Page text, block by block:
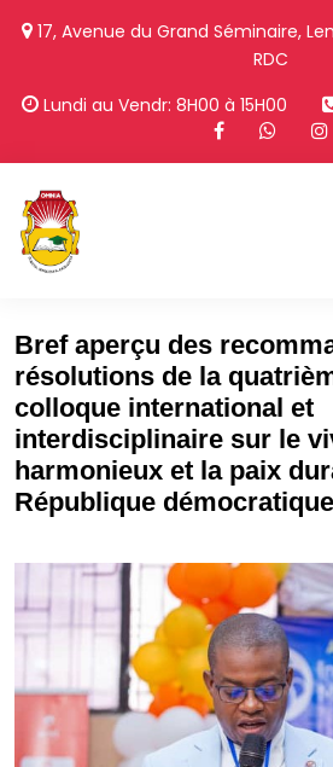
17, Avenue du Grand Séminaire,
RDC
Lundi au Vendr: 8H00 à 15H00
Bref aperçu des
résolutions de la
colloque international et
interdisciplinaire sur le
harmonieux et la paix
République